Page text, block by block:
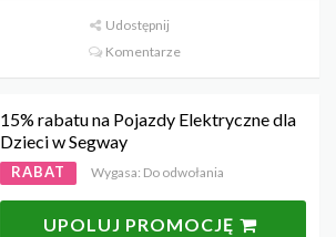
Udostępnij
Komentarze
15% rabatu na Pojazdy Elektryczne dla
Dzieci w Segway
RABAT Wygasa: Do odwołania
UPOLUJ PROMOCJĘ